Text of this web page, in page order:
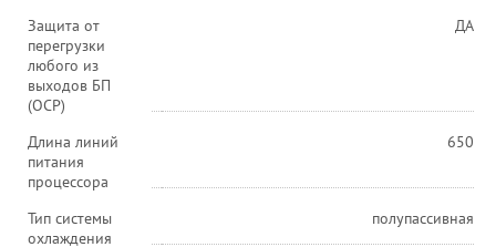
Защита от
перегрузки
любого из
выходов БП
(OCP)
ДА
Длина линий
питания
процессора
650
Тип системы
охлаждения
полупассивная